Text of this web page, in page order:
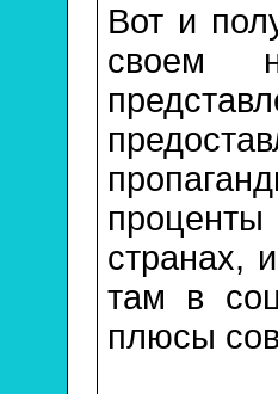
Вот и
своем
странах,
там в
плюсы